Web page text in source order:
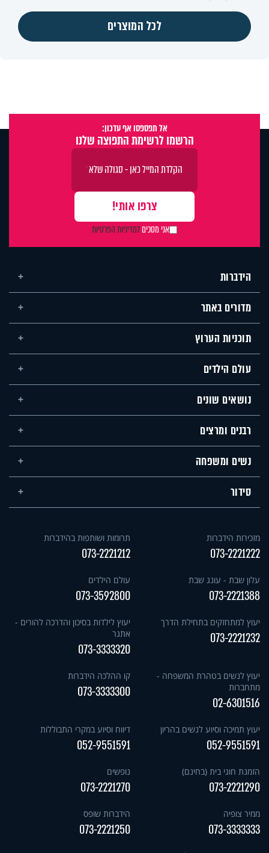
לכל המוצרים
אל תפספסו אף עדכון:
הרשמו לרשימת התפוצה שלנו
אני מסכיםלמדיניות הפרטיות
הידברות
מדורים באתר
תוכניות הערוץ
עולם הילדים
נושאים שונים
רבנים ומרצים
נשים ומשפחה
סידור
מזכירות הידברות
073-2221222
תרומות ושותפות בהידברות
073-2221212
עלון שבת - עונג שבת
073-2221388
עולם הילדים
073-3592800
יעוץ למתחזקים בתחילת הדרך
073-2221232
יעוץ לילדות בסיכון והדרכה להורים -
אתגר
073-3333320
יעוץ לנשים בטהרת המשפחה -
מתחברות
02-6301516
קו ההלכה הידברות
073-3333300
יעוץ תמיכה וסיוע לנשים בהריון
052-9551591
דיווח וסיוע במקרי התבוללות
052-9551591
הזמנת חוגי בית (בחינם)
073-2221290
נופשים
073-2221270
ממיר צופיה
073-3333333
הידברות שופס
073-2221250